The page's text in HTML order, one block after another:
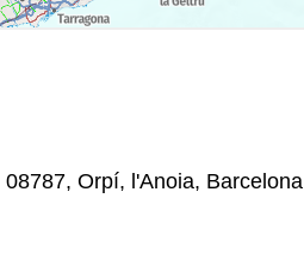
Orpí, l'Anoia, Barcelona